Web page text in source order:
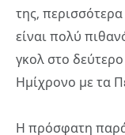
της,
είναι πολύ
γκολ στο
Ημίχρονο με τα
Η πρόσφατη